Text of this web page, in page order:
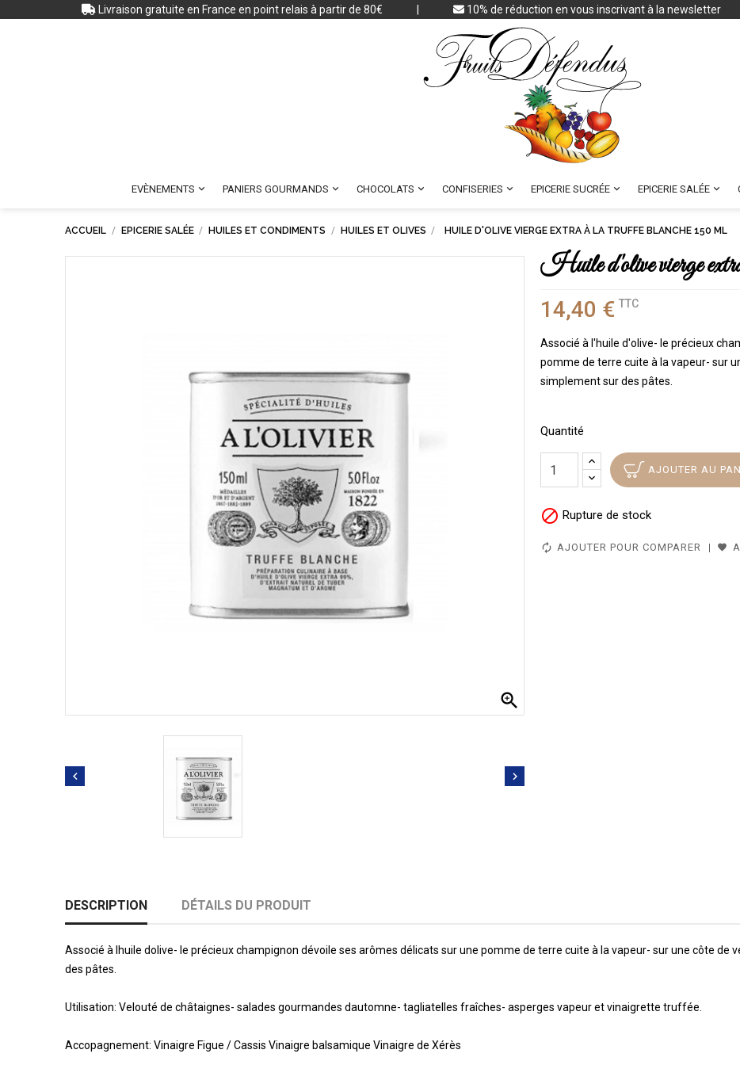
Livraison gratuite en France en point relais à partir de 80€ 10% de réduction en vous inscrivant à la newsletter

EVÈNEMENTS 
PANIERS GOURMANDS 
CHOCOLATS 
CONFISERIES 
EPICERIE SUCRÉE 
EPICERIE SALÉE
ACCUEIL EPICERIE SALÉE HUILES ET CONDIMENTS HUILES ET OLIVES HUILE D'OLIVE VIERGE EXTRA À LA TRUFFE BLANCHE 150 ML

 
Huile d'olive vierge
14,40 € TTC
Associé à l'huile d'olive- le précieux
pomme de terre cuite à la vapeur- sur
simplement sur des pâtes.
Quantité
AJOUTER AU
 Rupture de stock
AJOUTER POUR COMPARER
DESCRIPTION DÉTAILS DU PRODUIT
Associé à lhuile dolive- le précieux champignon dévoile ses arômes délicats sur une pomme de terre cuite à la vapeur- sur une côte de
des pâtes.
Utilisation: Velouté de châtaignes- salades gourmandes dautomne- tagliatelles fraîches- asperges vapeur et vinaigrette truffée.
Accopagnement: Vinaigre Figue / Cassis Vinaigre balsamique Vinaigre de Xérès